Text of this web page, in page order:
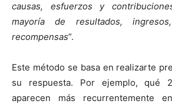
causas, esfuerzos y
mayoría de resultados,
recompensas”.
Este método se basa en realizarte
su respuesta. Por ejemplo, qué
aparecen más recurrentemente